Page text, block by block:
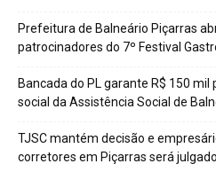
Prefeitura de Balneário Piçarras
patrocinadores do 7º Festival
Bancada do PL garante R$ 150
social da Assistência Social de
TJSC mantém decisão e
corretores em Piçarras será